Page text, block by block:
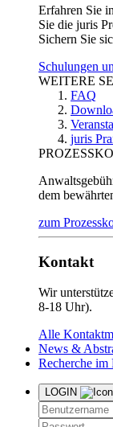
Erfahren Sie
Sie die juris
Sichern Sie
Schulungen
WEITERE
FAQ
juris
dem
zum
Kontakt
Wir
8-18 Uhr).
Alle
News &
Recherche im
LOGIN